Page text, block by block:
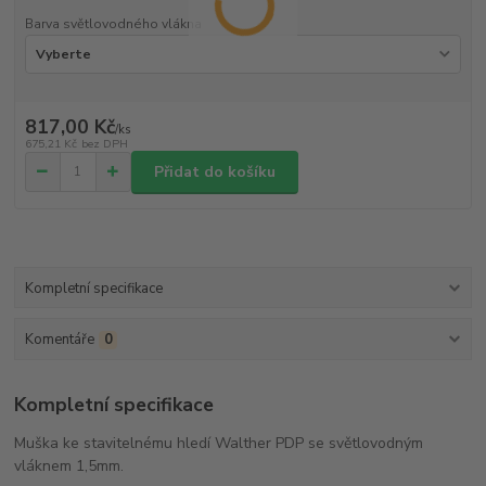
Barva světlovodného vlákna
817,00 Kč/ks
675,21 Kč bez DPH
Přidat do košíku
Kompletní specifikace
Komentáře 0
Kompletní specifikace
Muška ke stavitelnému hledí Walther PDP se světlovodným
vláknem 1,5mm.